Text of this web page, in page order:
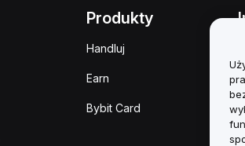
Produkty
Handluj
Earn
Bybit Card